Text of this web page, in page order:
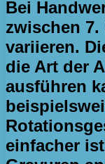
Bei
zwischen 7.
variieren.
die Art der
ausführen
einfacher